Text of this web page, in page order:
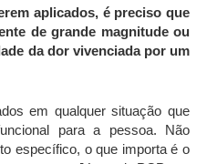
aplicados, é preciso que
de grande magnitude ou
da dor vivenciada por um
em qualquer situação que
para a pessoa. Não
específico, o que importa é o